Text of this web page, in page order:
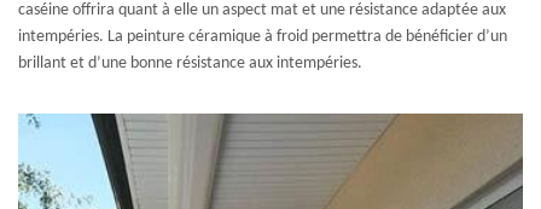
caséine offrira quant à elle un aspect mat et une résistance adaptée aux
intempéries. La peinture céramique à froid permettra de bénéficier d’un
brillant et d’une bonne résistance aux intempéries.